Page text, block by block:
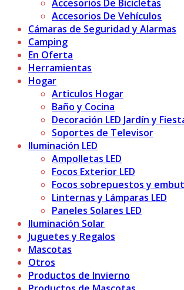
Accesorios De Bicicletas
Accesorios De Vehículos
Cámaras de Seguridad y Alarmas
Camping
En Oferta
Herramientas
Hogar
Articulos Hogar
Baño y Cocina
Decoración LED Jardín y
Soportes de Televisor
Iluminación LED
Ampolletas LED
Focos Exterior LED
Focos sobrepuestos y
Linternas y Lámparas LED
Paneles Solares LED
Iluminación Solar
Juguetes y Regalos
Mascotas
Otros
Productos de Invierno